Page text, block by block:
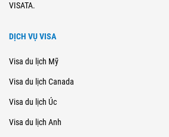
VISATA.
DỊCH VỤ VISA
Visa du lịch Mỹ
Visa du lịch Canada
Visa du lịch Úc
Visa du lịch Anh